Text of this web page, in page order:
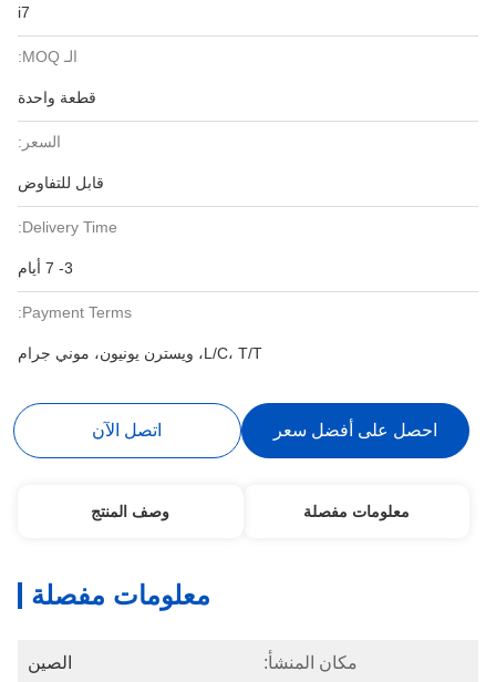
i7
الـ MOQ:
قطعة واحدة
السعر:
قابل للتفاوض
Delivery Time:
3- 7 أيام
Payment Terms:
L/C، T/T، ويسترن يونيون، موني جرام
احصل على أفضل سعر اتصل الآن
معلومات مفصلة وصف المنتج
معلومات مفصلة
مكان المنشأ: الصين